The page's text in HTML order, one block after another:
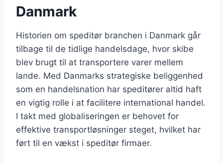
Danmark
Historien om speditør branchen i Danmark går
tilbage til de tidlige handelsdage, hvor skibe
blev brugt til at transportere varer mellem
lande. Med Danmarks strategiske beliggenhed
som en handelsnation har speditører altid haft
en vigtig rolle i at facilitere international handel.
I takt med globaliseringen er behovet for
effektive transportløsninger steget, hvilket har
ført til en vækst i speditør firmaer.